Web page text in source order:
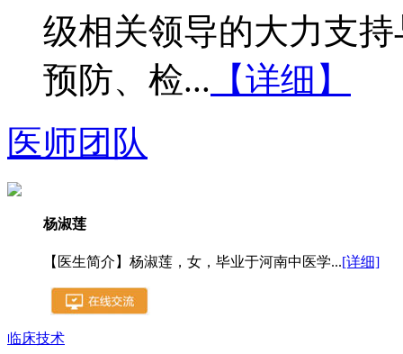
级相关领导的大力支
预防、检... 【详细】
医师团队
杨淑莲
【医生简介】杨淑莲，女，毕业于河南中医学...[详细]
临床技术